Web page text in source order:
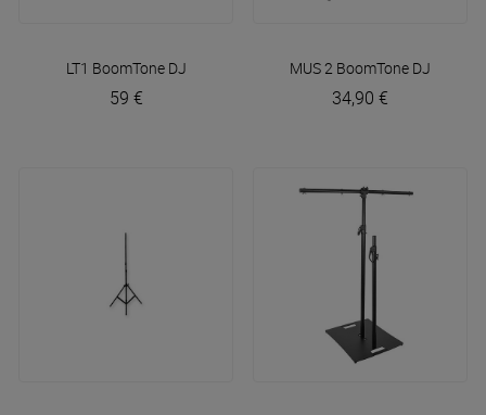
LT1 BoomTone DJ
59 €
MUS 2 BoomTone DJ
34,90 €